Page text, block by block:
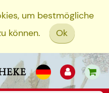
um bestmögliche
können.
Ok